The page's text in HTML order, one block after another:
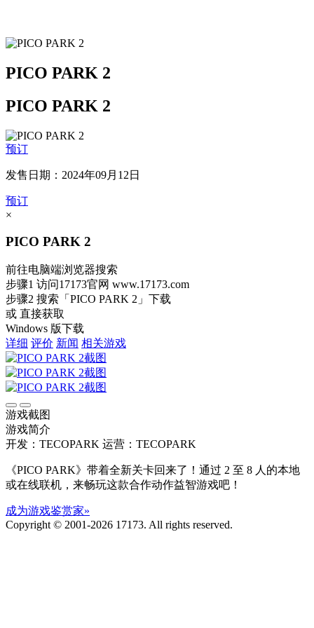
PICO PARK 2
PICO PARK 2
预订
发售日期：2024年09月12日
预订
×
PICO PARK 2
前往电脑端浏览器搜索
步骤1 访问17173官网 www.17173.com
步骤2 搜索 「PICO PARK 2」 下载
或 直接获取
Windows 版下载
详细 评价 新闻 相关游戏
游戏截图
游戏简介
开发：TECOPARK 运营：TECOPARK
《PICO PARK》带着全新关卡回来了！通过 2 至 8 人的本地
或在线联机，来畅玩这款合作动作益智游戏吧！
成为游戏鉴赏家»
Copyright © 2001-2026 17173. All rights reserved.